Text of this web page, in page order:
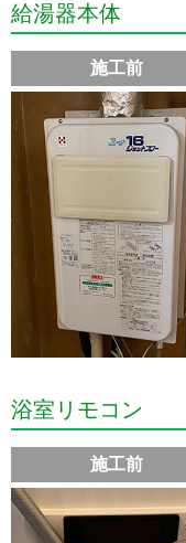
給湯器本体
施工前
浴室リモコン
施工前